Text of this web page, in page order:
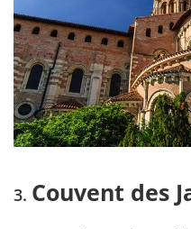
Couvent des